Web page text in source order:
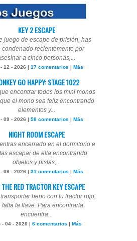
KEY 2 ESCAPE
juego de escape de prisión, has
condenado recientemente por
a cinco personas,...
12 - 2026 | 17 comentarios | Más
GO HAPPY: STAGE 1022
encontrar todos los mini monos
el mono sea feliz encontrando
elementos y...
09 - 2026 | 58 comentarios | Más
NIGHT ROOM ESCAPE
encerrado en el dormitorio e
escapar de ella encontrando
objetos y pistas,...
09 - 2026 | 31 comentarios | Más
RED TRACTOR KEY ESCAPE
heno con tu tractor rojo,
falta la llave. Para encontrarla,
encuentra...
- 04 - 2026 | 6 comentarios | Más